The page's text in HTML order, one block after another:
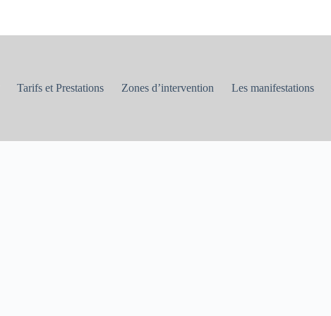
Tarifs et Prestations Zones d’intervention Les manifestations